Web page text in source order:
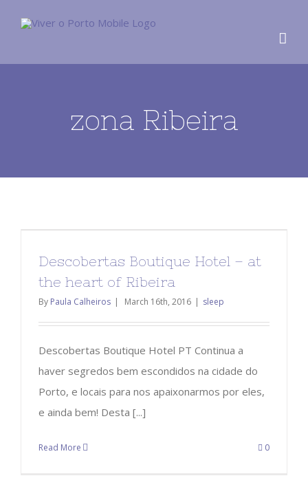
zona Ribeira
Descobertas Boutique Hotel – at
the heart of Ribeira
By Paula Calheiros | March 16th, 2016 | sleep
Descobertas Boutique Hotel PT Continua a
haver segredos bem escondidos na cidade do
Porto, e locais para nos apaixonarmos por eles,
e ainda bem! Desta [...]
Read More 0